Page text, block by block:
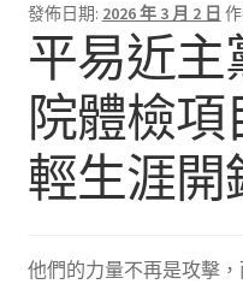
發佈日期: 2026 年 3 月 2 日
平易近主
院體檢項
輕生涯開
他們的力量不再是攻擊